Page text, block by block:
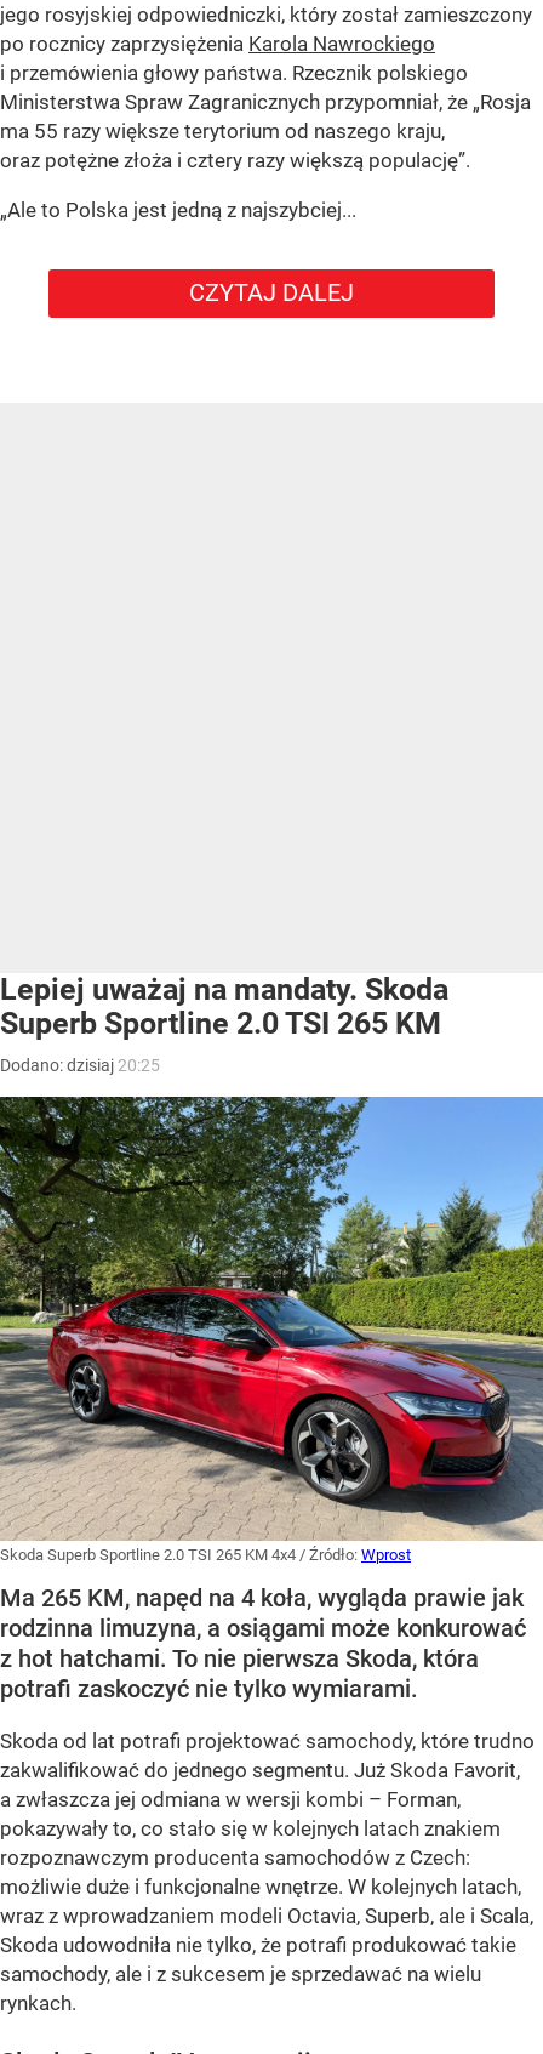
jego rosyjskiej odpowiedniczki, który został zamieszczony
po rocznicy zaprzysiężenia Karola Nawrockiego
i przemówienia głowy państwa. Rzecznik polskiego
Ministerstwa Spraw Zagranicznych przypomniał, że „Rosja
ma 55 razy większe terytorium od naszego kraju,
oraz potężne złoża i cztery razy większą populację”.
„Ale to Polska jest jedną z najszybciej...
CZYTAJ DALEJ
Lepiej uważaj na mandaty. Skoda
Superb Sportline 2.0 TSI 265 KM
Dodano:dzisiaj 20:25
Skoda Superb Sportline 2.0 TSI 265 KM 4x4 / Źródło: Wprost
Ma 265 KM, napęd na 4 koła, wygląda prawie jak
rodzinna limuzyna, a osiągami może konkurować
z hot hatchami. To nie pierwsza Skoda, która
potrafi zaskoczyć nie tylko wymiarami.
Skoda od lat potrafi projektować samochody, które trudno
zakwalifikować do jednego segmentu. Już Skoda Favorit,
a zwłaszcza jej odmiana w wersji kombi – Forman,
pokazywały to, co stało się w kolejnych latach znakiem
rozpoznawczym producenta samochodów z Czech:
możliwie duże i funkcjonalne wnętrze. W kolejnych latach,
wraz z wprowadzaniem modeli Octavia, Superb, ale i Scala,
Skoda udowodniła nie tylko, że potrafi produkować takie
samochody, ale i z sukcesem je sprzedawać na wielu
rynkach.